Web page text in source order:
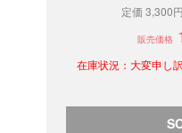
定価 3,300
販売価格
在庫状況：大変申し